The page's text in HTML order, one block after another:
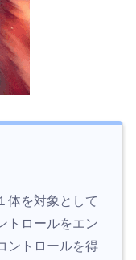
体を対象として
トロールをエン
ントロールを得